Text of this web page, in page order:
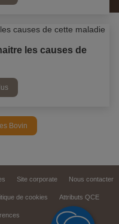
les causes de
Bovin
Site corporate Nous contacter
de cookies Attributs QCE